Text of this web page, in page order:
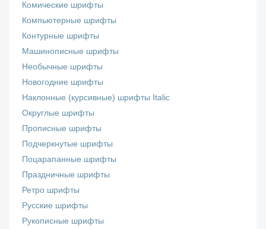
Комические шрифты
Компьютерные шрифты
Контурные шрифты
Машинописные шрифты
Необычные шрифты
Новогодние шрифты
Наклонные (курсивные) шрифты Italic
Округлые шрифты
Прописные шрифты
Подчеркнутые шрифты
Поцарапанные шрифты
Праздничные шрифты
Ретро шрифты
Русские шрифты
Рукописные шрифты